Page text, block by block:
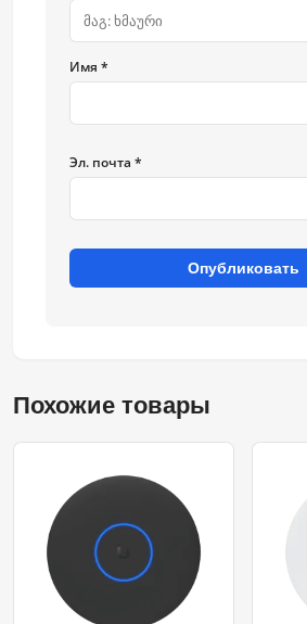
Имя *
Эл. почта *
Опубликовать
Похожие товары